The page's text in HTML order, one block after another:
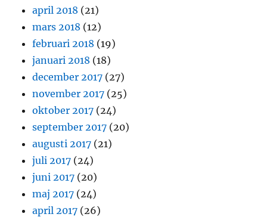
april 2018 (21)
mars 2018 (12)
februari 2018 (19)
januari 2018 (18)
december 2017 (27)
november 2017 (25)
oktober 2017 (24)
september 2017 (20)
augusti 2017 (21)
juli 2017 (24)
juni 2017 (20)
maj 2017 (24)
april 2017 (26)